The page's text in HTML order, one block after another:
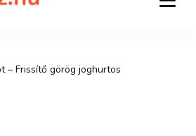
finomlesz.hu
Recept, ami finom lesz.
– Frissítő görög joghurtos